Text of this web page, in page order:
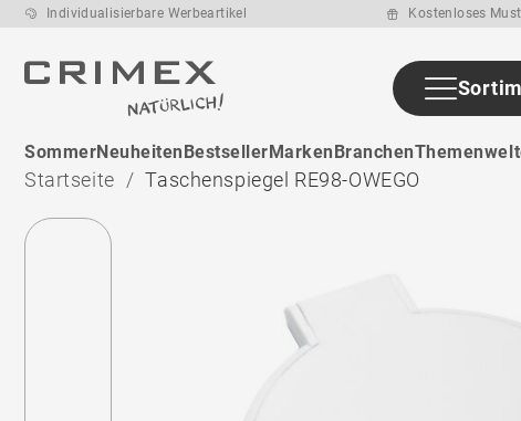
Individualisierbare Werbeartikel Kostenloses
SommerNeuheitenBestsellerMarkenBranchen
Startseite Taschenspiegel RE98-OWEGO